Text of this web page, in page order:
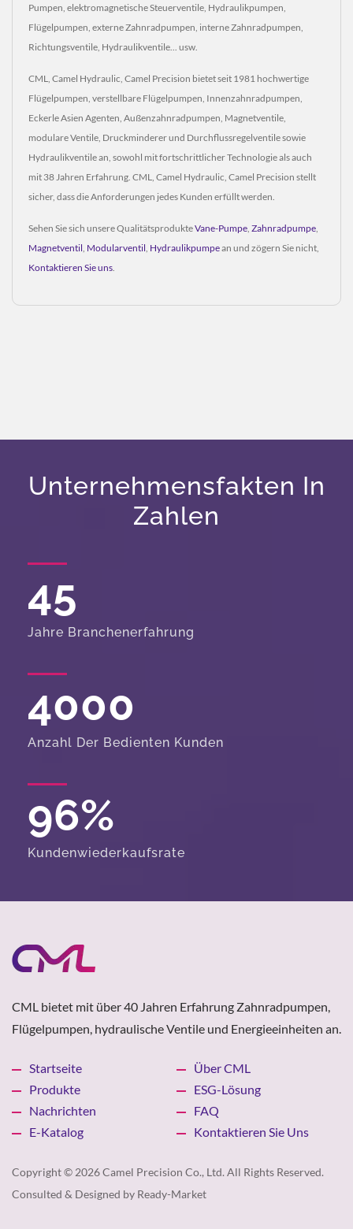
Pumpen, elektromagnetische Steuerventile, Hydraulikpumpen,
Flügelpumpen, externe Zahnradpumpen, interne Zahnradpumpen,
Richtungsventile, Hydraulikventile... usw.
CML, Camel Hydraulic, Camel Precision bietet seit 1981 hochwertige
Flügelpumpen, verstellbare Flügelpumpen, Innenzahnradpumpen,
Eckerle Asien Agenten, Außenzahnradpumpen, Magnetventile,
modulare Ventile, Druckminderer und Durchflussregelventile sowie
Hydraulikventile an, sowohl mit fortschrittlicher Technologie als auch
mit 38 Jahren Erfahrung. CML, Camel Hydraulic, Camel Precision stellt
sicher, dass die Anforderungen jedes Kunden erfüllt werden.
Sehen Sie sich unsere QualitätsprodukteVane-Pumpe Zahnradpumpe
Magnetventil Modularventil Hydraulikpumpean und zögern Sie nicht,
Kontaktieren Sie uns
Unternehmensfakten In
Zahlen
45
Jahre Branchenerfahrung
4000
Anzahl Der Bedienten Kunden
96%
Kundenwiederkaufsrate
CML bietet mit über 40 Jahren Erfahrung Zahnradpumpen,
Flügelpumpen, hydraulische Ventile und Energieeinheiten an.
Startseite
Über CML
Produkte
ESG-Lösung
Nachrichten
FAQ
E-Katalog
Kontaktieren Sie Uns
Copyright © 2026Camel Precision Co., Ltd. All Rights Reserved.
Consulted & Designed by Ready-Market